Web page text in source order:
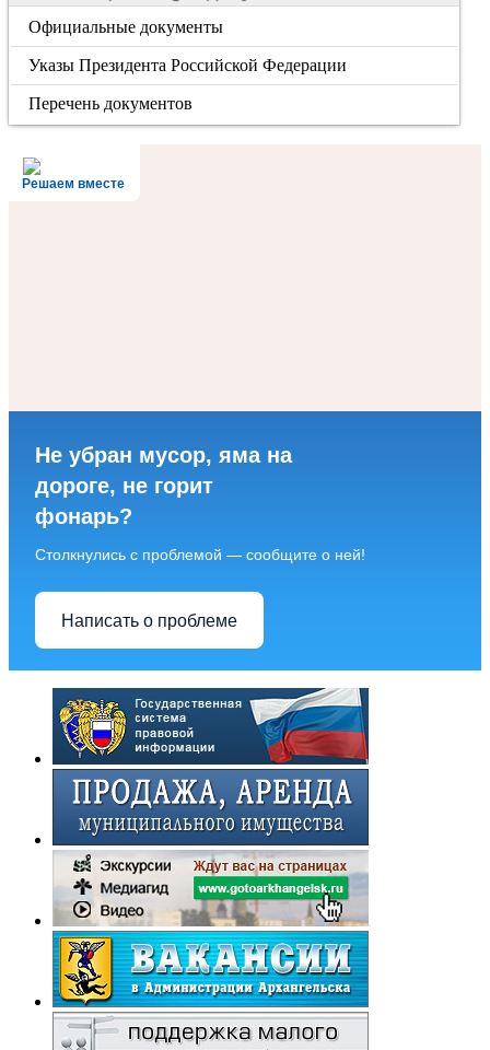
Официальные документы
Указы Президента Российской Федерации
Перечень документов
Решаем вместе
Не убран мусор, яма на
дороге, не горит
фонарь?
Столкнулись с проблемой — сообщите о ней!
Написать о проблеме